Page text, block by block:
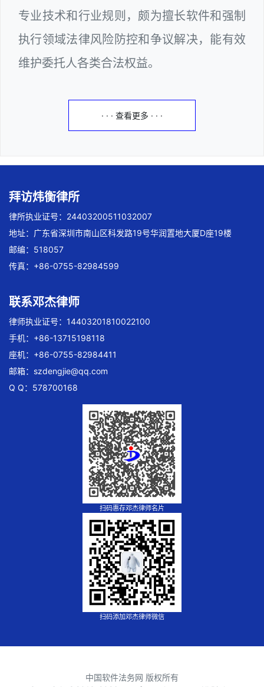
专业技术和行业规则，颇为擅长软件和强制
执行领域法律风险防控和争议解决，能有效
维护委托人各类合法权益。
· · · 查看更多 · · ·
拜访炜衡律所
律所执业证号：24403200511032007
地址：广东省深圳市南山区科发路19号华润置地大厦D座19楼
邮编：518057
传真：+86-0755-82984599
联系邓杰律师
律师执业证号：14403201810022100
手机：+86-13715198118
座机：+86-0755-82984411
邮箱： szdengjie@qq.com
Q Q：578700168
扫码惠存邓杰律师名片
扫码添加邓杰律师微信
中国软件法务网 版权所有